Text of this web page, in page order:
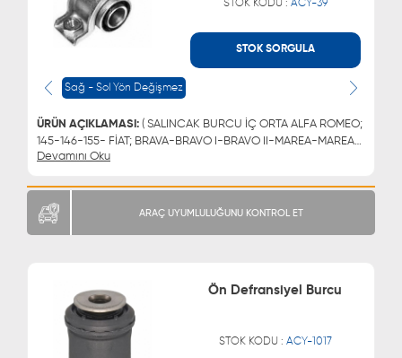
STOK KODU : ACY-39
STOK SORGULA
Sağ - Sol Yön Değişmez
ÜRÜN AÇIKLAMASI: ( SALINCAK BURCU İÇ ORTA ALFA ROMEO;
145-146-155- FİAT; BRAVA-BRAVO I-BRAVO II-MAREA-MAREA
WEEKEND-TEMPRA-TEMPRA SW-TIPO LANCİA; DEDRA-
Devamını Oku
0543 329 21 55
ARAÇ UYUMLULUĞUNU KONTROL ET
Ön Defransiyel Burcu
STOK KODU : ACY-1017